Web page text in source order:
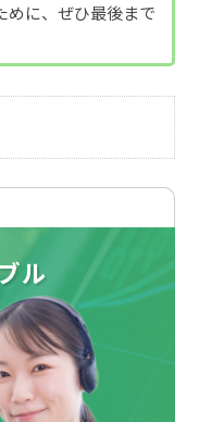
めに、ぜひ最後まで
ル